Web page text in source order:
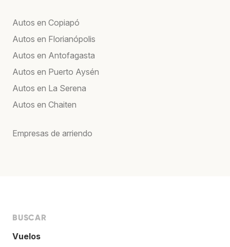
Autos en Copiapó
Autos en Florianópolis
Autos en Antofagasta
Autos en Puerto Aysén
Autos en La Serena
Autos en Chaiten
Empresas de arriendo
BUSCAR
Vuelos